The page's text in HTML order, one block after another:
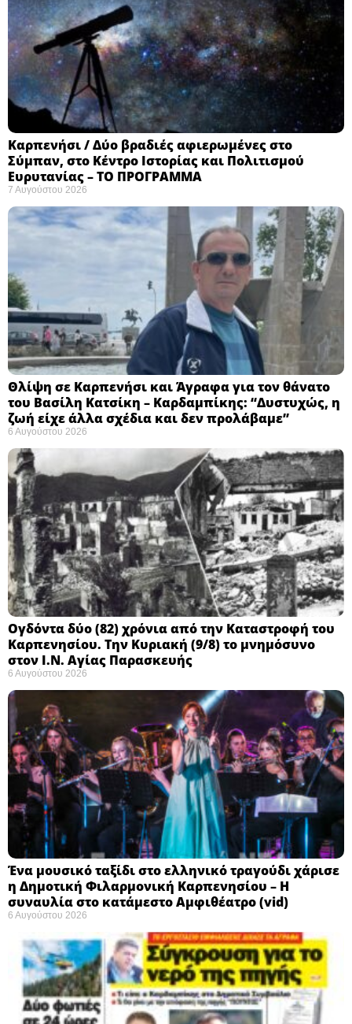
Καρπενήσι / Δύο βραδιές αφιερωμένες στο
Σύμπαν, στο Κέντρο Ιστορίας και Πολιτισμού
Ευρυτανίας – ΤΟ ΠΡΟΓΡΑΜΜΑ
7 Αυγούστου 2026
Θλίψη σε Καρπενήσι και Άγραφα για τον θάνατο
του Βασίλη Κατσίκη – Καρδαμπίκης: “Δυστυχώς, η
ζωή είχε άλλα σχέδια και δεν προλάβαμε”
6 Αυγούστου 2026
Ογδόντα δύο (82) χρόνια από την Καταστροφή του
Καρπενησίου. Την Κυριακή (9/8) το μνημόσυνο
στον Ι.Ν. Αγίας Παρασκευής
6 Αυγούστου 2026
Ένα μουσικό ταξίδι στο ελληνικό τραγούδι χάρισε
η Δημοτική Φιλαρμονική Καρπενησίου – Η
συναυλία στο κατάμεστο Αμφιθέατρο (vid)
6 Αυγούστου 2026